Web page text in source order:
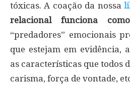
tóxicas. A coação da nossa
relacional funciona
“predadores” emocionais
que estejam em evidência,
as características que todos
carisma, força de vontade,